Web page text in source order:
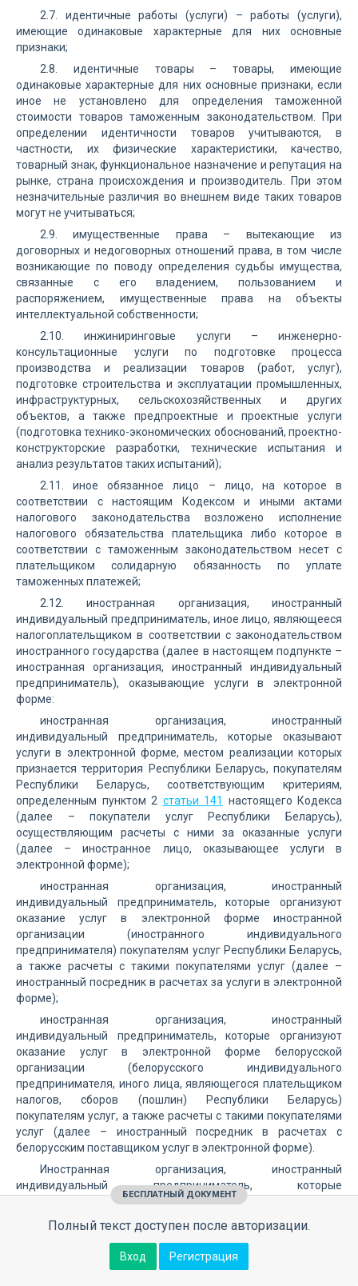
2.7. идентичные работы (услуги) – работы (услуги),
имеющие одинаковые характерные для них основные
признаки;
2.8. идентичные товары – товары, имеющие
одинаковые характерные для них основные признаки, если
иное не установлено для определения таможенной
стоимости товаров таможенным законодательством. При
определении идентичности товаров учитываются, в
частности, их физические характеристики, качество,
товарный знак, функциональное назначение и репутация на
рынке, страна происхождения и производитель. При этом
незначительные различия во внешнем виде таких товаров
могут не учитываться;
2.9. имущественные права – вытекающие из
договорных и недоговорных отношений права, в том числе
возникающие по поводу определения судьбы имущества,
связанные с его владением, пользованием и
распоряжением, имущественные права на объекты
интеллектуальной собственности;
2.10. инжиниринговые услуги – инженерно-
консультационные услуги по подготовке процесса
производства и реализации товаров (работ, услуг),
подготовке строительства и эксплуатации промышленных,
инфраструктурных, сельскохозяйственных и других
объектов, а также предпроектные и проектные услуги
(подготовка технико-экономических обоснований, проектно-
конструкторские разработки, технические испытания и
анализ результатов таких испытаний);
2.11. иное обязанное лицо – лицо, на которое в
соответствии с настоящим Кодексом и иными актами
налогового законодательства возложено исполнение
налогового обязательства плательщика либо которое в
соответствии с таможенным законодательством несет с
плательщиком солидарную обязанность по уплате
таможенных платежей;
2.12. иностранная организация, иностранный
индивидуальный предприниматель, иное лицо, являющееся
налогоплательщиком в соответствии с законодательством
иностранного государства (далее в настоящем подпункте –
иностранная организация, иностранный индивидуальный
предприниматель), оказывающие услуги в электронной
форме:
иностранная организация, иностранный
индивидуальный предприниматель, которые оказывают
услуги в электронной форме, местом реализации которых
признается территория Республики Беларусь, покупателям
Республики Беларусь, соответствующим критериям,
определенным пунктом 2 статьи 141
настоящего Кодекса
(далее – покупатели услуг Республики Беларусь),
осуществляющим расчеты с ними за оказанные услуги
(далее – иностранное лицо, оказывающее услуги в
электронной форме);
иностранная организация, иностранный
индивидуальный предприниматель, которые организуют
оказание услуг в электронной форме иностранной
организации (иностранного индивидуального
предпринимателя) покупателям услуг Республики Беларусь,
а также расчеты с такими покупателями услуг (далее –
иностранный посредник в расчетах за услуги в электронной
форме);
иностранная организация, иностранный
индивидуальный предприниматель, которые организуют
оказание услуг в электронной форме белорусской
организации (белорусского индивидуального
предпринимателя, иного лица, являющегося плательщиком
налогов, сборов (пошлин) Республики Беларусь)
покупателям услуг, а также расчеты с такими покупателями
услуг (далее – иностранный посредник в расчетах с
белорусским поставщиком услуг в электронной форме).
Иностранная организация, иностранный
индивидуальный предприниматель, которые
уполномочивают иную организацию, иного
покупателей услуг Республики Беларусь за их приобретение,
но самостоятельно устанавливают условия их оказания, в
том числе оплаты, не вправе указывать другое лицо в
БЕСПЛАТНЫЙ ДОКУМЕНТ
Полный текст доступен после авторизации.
Вход Регистрация